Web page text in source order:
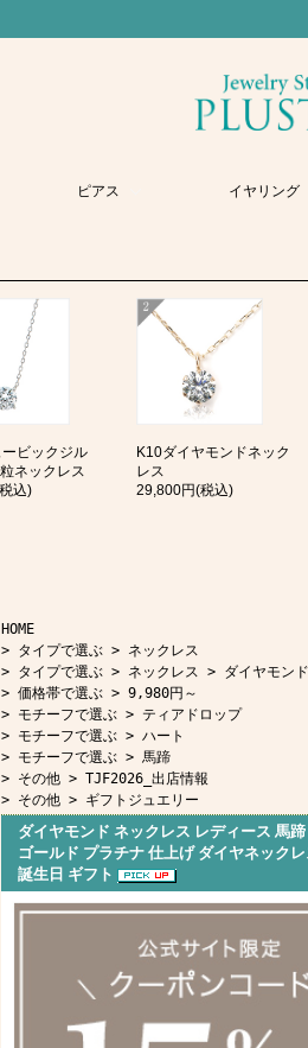
HOME
> タイプで選ぶ > ネックレス
> タイプで選ぶ > ネックレス > ダイヤモン
> 価格帯で選ぶ > 9,980円～
> モチーフで選ぶ > ティアドロップ
> モチーフで選ぶ > ハート
> モチーフで選ぶ > 馬蹄
> その他 > TJF2026_出店情報
> その他 > ギフトジュエリー
ダイヤモンド ネックレス レディース 馬
ゴールド プラチナ 仕上げ ダイヤネック
誕生日 ギフト